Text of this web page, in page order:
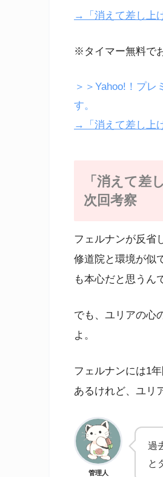
→「消えて差し上
※タイマー無料で
＞＞Yahoo!！プ
す。
→「消えて差し上
「消えて差
次回考察
フェルナンが反省
修道院と環境が似
も本心だと思うん
でも、ユリアの心
よ。
フェルナンには1
あるけれど、ユリ
管理人
過
と